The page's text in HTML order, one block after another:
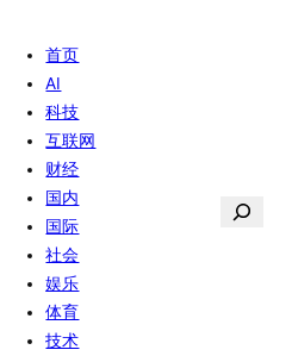
首页
AI
科技
互联网
财经
国内
国际
社会
娱乐
体育
技术
搜